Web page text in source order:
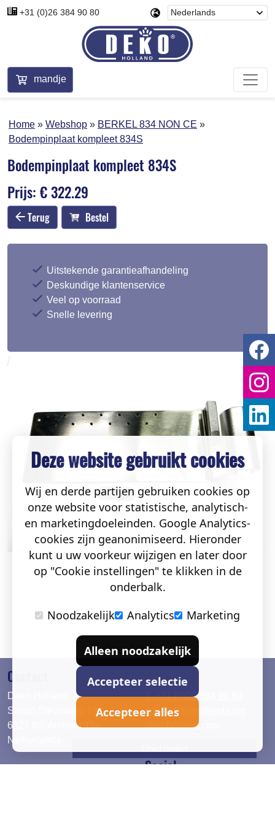
+31 (0)26 384 90 80
mandje
Home Webshop
BERKEL 834 NON CE
Bodempinplaat kompleet 834S
Bodempinplaat kompleet 834S
Prijs: € 322.29
Terug Bestel
Uitstekende garantieafhandeling
Deskundige klantenservice
Veel op voorraad
Snelle levering
Contact
Deko Holland
Simon Stevinweg 19
6827 BS Arnhem The
Netherlands
T. +31 (0)26 384 90 80
info@dekoholland.com
dekoholland.com
Social
Deze website gebruikt cookies
Wij en derde partijen gebruiken cookies op
onze website voor statistische, analytisch-
en marketingdoeleinden. Google Analytics-
cookies zijn geanonimiseerd. Hieronder
kunt u uw voorkeur wijzigen en later door
op "Cookie instellingen" te klikken in de
onderbalk.
Noodzakelijk
Analytics Marketing
Alleen noodzakelijk
Accepteer selectie
Accepteer alles